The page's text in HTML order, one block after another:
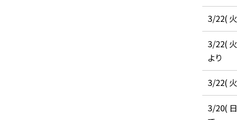
3/22(
3/22(
より
3/22(
3/20(